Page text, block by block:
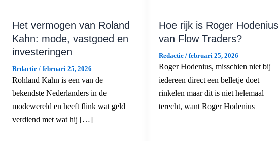
Het vermogen van Roland
Kahn: mode, vastgoed en
investeringen
Redactie / februari 25, 2026
Rohland Kahn is een van de
bekendste Nederlanders in de
modewereld en heeft flink wat geld
verdiend met wat hij […]
Hoe rijk is Roger Hodenius
van Flow Traders?
Redactie / februari 25, 2026
Roger Hodenius, misschien niet bij
iedereen direct een belletje doet
rinkelen maar dit is niet helemaal
terecht, want Roger Hodenius